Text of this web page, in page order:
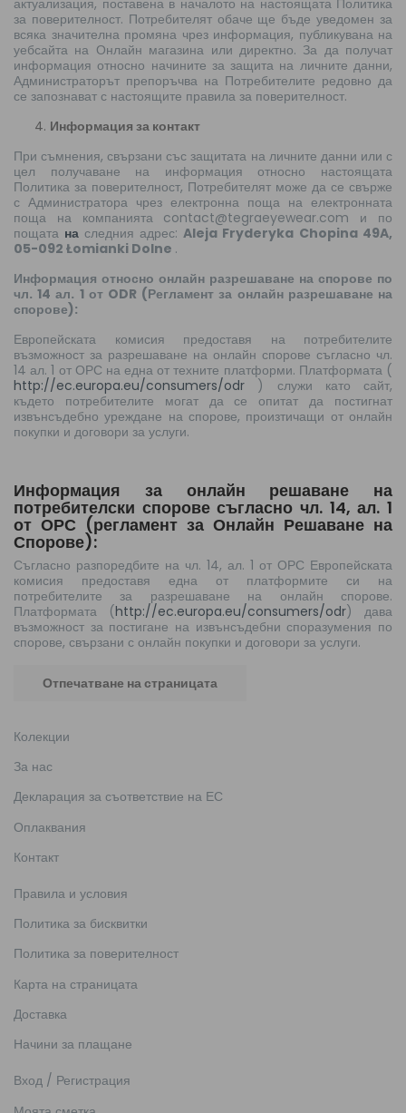
актуализация, поставена в началото на настоящата Политика
за поверителност. Потребителят обаче ще бъде уведомен за
всяка значителна промяна чрез информация, публикувана на
уебсайта на Онлайн магазина или директно. За да получат
информация относно начините за защита на личните данни,
Администраторът препоръчва на Потребителите редовно да
се запознават с настоящите правила за поверителност.
Информация за контакт
При съмнения, свързани със защитата на личните данни или с
цел получаване на информация относно настоящата
Политика за поверителност, Потребителят може да се свърже
с Администратора чрез електронна поща на електронната
поща на компанията contact@tegraeyewear.com и по
пощата на следния адрес:Aleja Fryderyka Chopina 49A,
05-092 Łomianki Dolne .
Информация относно онлайн разрешаване на спорове по
чл. 14 ал. 1 от ODR (Регламент за онлайн разрешаване на
спорове):
Европейската комисия предоставя на потребителите
възможност за разрешаване на онлайн спорове съгласно чл.
14 ал. 1 от ОРС на една от техните платформи. Платформата (
http://ec.europa.eu/consumers/odr ) служи като сайт,
където потребителите могат да се опитат да постигнат
извънсъдебно уреждане на спорове, произтичащи от онлайн
покупки и договори за услуги.
Информация за онлайн решаване на
потребителски спорове съгласно чл. 14, ал. 1
от ОРС (регламент за Онлайн Решаване на
Спорове):
Съгласно разпоредбите на чл. 14, ал. 1 от ОРС Европейската
комисия предоставя една от платформите си на
потребителите за разрешаване на онлайн спорове.
Платформата (http://ec.europa.eu/consumers/odr) дава
възможност за постигане на извънсъдебни споразумения по
спорове, свързани с онлайн покупки и договори за услуги.
Колекции
За нас
Декларация за съответствие на ЕС
Оплаквания
Контакт
Правила и условия
Политика за бисквитки
Политика за поверителност
Карта на страницата
Доставка
Начини за плащане
Вход / Регистрация